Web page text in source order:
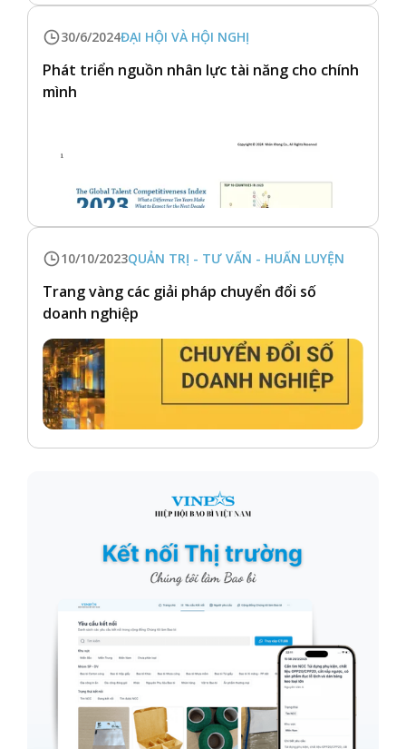
30/6/2024ĐẠI HỘI VÀ HỘI NGHỊ
Phát triển nguồn nhân lực tài năng cho chính
mình
10/10/2023QUẢN TRỊ - TƯ VẤN - HUẤN LUYỆN
Trang vàng các giải pháp chuyển đổi số
doanh nghiệp